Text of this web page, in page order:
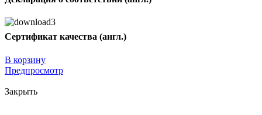
Сертификат качества (англ.)
В корзину
Предпросмотр
Закрыть